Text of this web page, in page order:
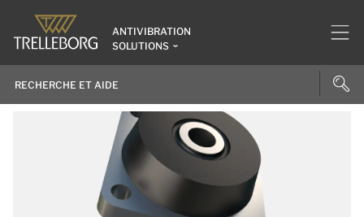
ANTIVIBRATION
SOLUTIONS